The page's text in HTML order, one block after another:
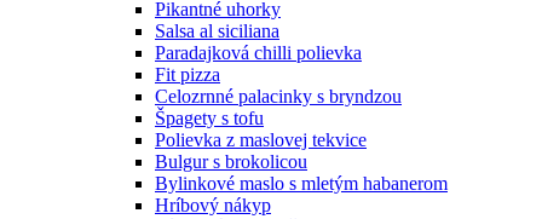
Pikantné uhorky
Salsa al siciliana
Paradajková chilli polievka
Fit pizza
Celozrnné palacinky s bryndzou
Špagety s tofu
Polievka z maslovej tekvice
Bulgur s brokolicou
Bylinkové maslo s mletým habanerom
Hríbový nákyp